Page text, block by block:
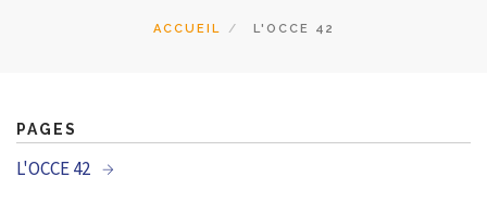
RECHERCHER
CONTACT
ACCUEIL L'OCCE 42
PAGES
L'OCCE 42